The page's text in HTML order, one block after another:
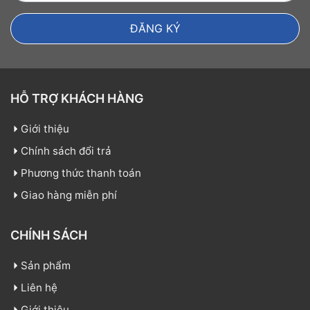
HỖ TRỢ KHÁCH HÀNG
Giới thiệu
Chính sách đổi trả
Phương thức thanh toán
Giao hàng miễn phí
CHÍNH SÁCH
Sản phẩm
Liên hệ